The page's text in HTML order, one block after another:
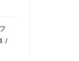
/